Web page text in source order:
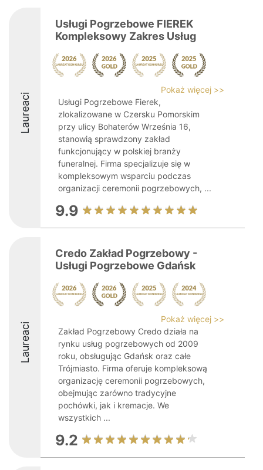
Laureaci
Usługi Pogrzebowe FIEREK
Kompleksowy Zakres Usług
Pokaż więcej >>
Usługi Pogrzebowe Fierek,
zlokalizowane w Czersku Pomorskim
przy ulicy Bohaterów Września 16,
stanowią sprawdzony zakład
funkcjonujący w polskiej branży
funeralnej. Firma specjalizuje się w
kompleksowym wsparciu podczas
organizacji ceremonii pogrzebowych, ...
9.9
Laureaci
Credo Zakład Pogrzebowy -
Usługi Pogrzebowe Gdańsk
Pokaż więcej >>
Zakład Pogrzebowy Credo działa na
rynku usług pogrzebowych od 2009
roku, obsługując Gdańsk oraz całe
Trójmiasto. Firma oferuje kompleksową
organizację ceremonii pogrzebowych,
obejmując zarówno tradycyjne
pochówki, jak i kremacje. We
wszystkich ...
9.2